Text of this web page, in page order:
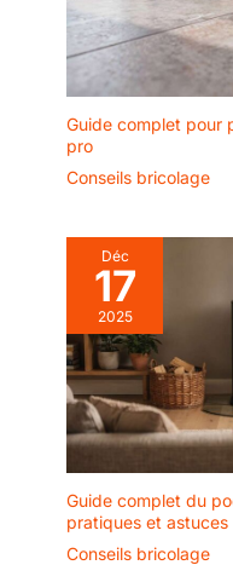
Guide complet pour
pro
Conseils bricolage
Déc
17
2025
Guide complet du
pratiques et astuces
Conseils bricolage